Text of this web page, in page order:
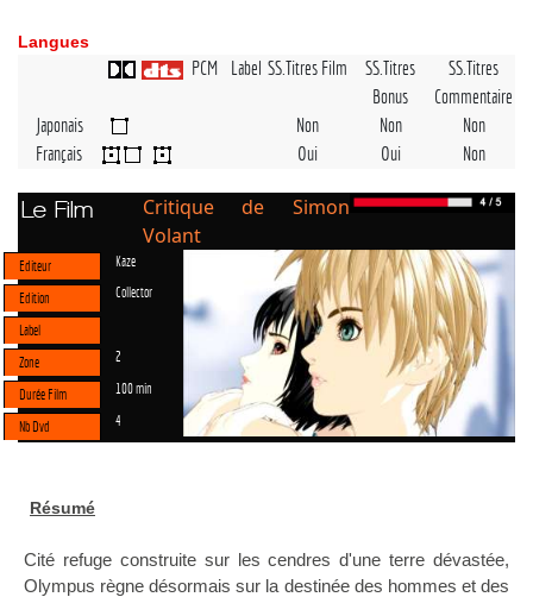
Langues
PCM Label SS.Titres Film
SS.Titres
Bonus
SS.Titres
Commentaire
Japonais
Non Non
Non
Français
Oui Oui Non
Le Film
Critique de Simon
Volant
Editeur Kaze
Edition Collector
Label
Zone
2
Durée Film 100 min
Nb Dvd 4
Résumé
Cité refuge construite sur les cendres d'une terre dévastée,
Olympus règne désormais sur la destinée des hommes et des